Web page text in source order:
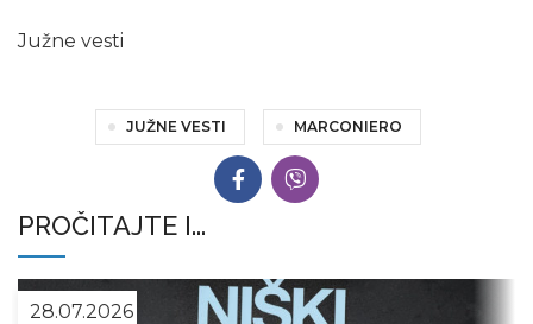
Južne vesti
JUŽNE VESTI MARCONIERO
PROČITAJTE I...
28.07.2026